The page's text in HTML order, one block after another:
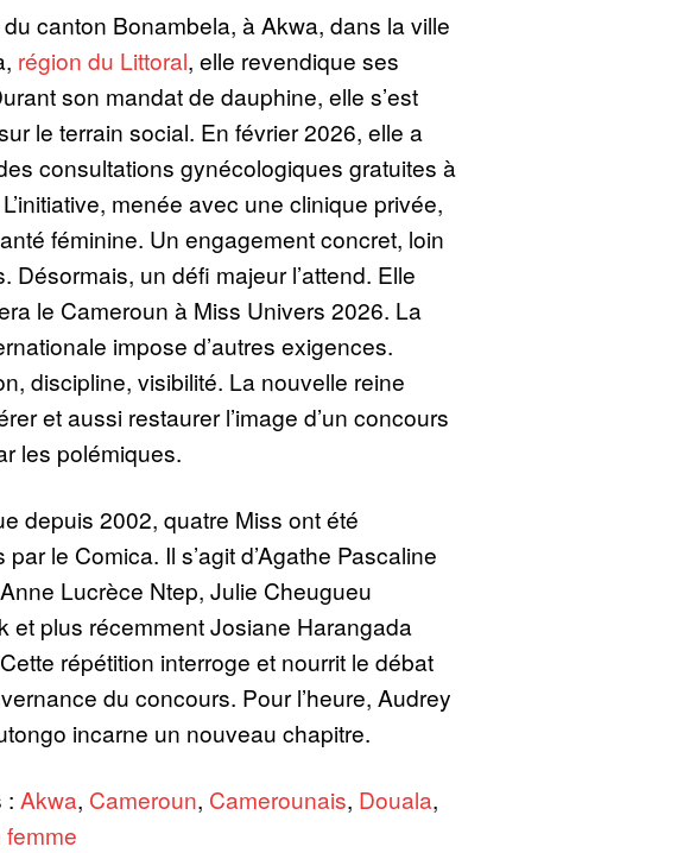
canton Bonambela, à Akwa, dans la ville
région du Littoral, elle revendique ses
son mandat de dauphine, elle s’est
le terrain social. En février 2026, elle a
consultations gynécologiques gratuites à
menée avec une clinique privée,
féminine. Un engagement concret, loin
Désormais, un défi majeur l’attend. Elle
le Cameroun à Miss Univers 2026. La
impose d’autres exigences.
discipline, visibilité. La nouvelle reine
et aussi restaurer l’image d’un concours
les polémiques.
depuis 2002, quatre Miss ont été
le Comica. Il s’agit d’Agathe Pascaline
Lucrèce Ntep, Julie Cheugueu
et plus récemment Josiane Harangada
répétition interroge et nourrit le débat
du concours. Pour l’heure, Audrey
incarne un nouveau chapitre.
: Akwa, Cameroun, Camerounais, Douala,
femme